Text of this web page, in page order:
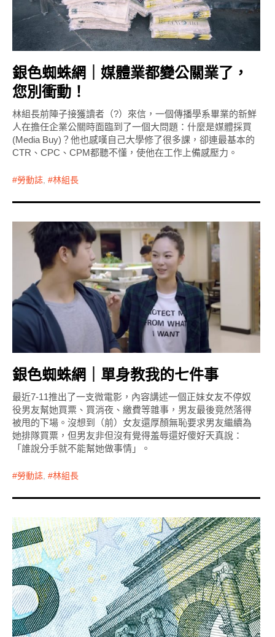
銀色蜘蛛網｜媒體業都變公關業了，
您別衝動！
林組長前陣子接獲讀者（?）來信，一個傳播學系畢業的新鮮
人在擔任企業公關時面臨到了一個大問題：什麼是媒體採買
(Media Buy)？他也感嘆自己大學修了很多課，卻連最基本的
CTR、CPC、CPM都聽不懂，使他在工作上備感壓力。
勞動誌 , 林組長
銀色蜘蛛網｜單身教我的七件事
最近7-11推出了一支微電影，內容講述一個正妹女友不停奴
役男友幫她買票、買消夜、繳費等雜事，男友最後竟然落得
被甩的下場。沒想到（前）女友還厚顏無恥要求男友繼續為
她排隊買票，但男友非但沒有覺得羞辱還好傻好天真說：
「誰說分手就不能幫她做事情」。
勞動誌 , 林組長